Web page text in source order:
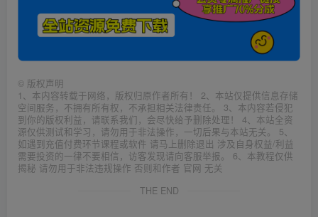
© 版权声明
1、本内容转载于网络，版权归原作者所有！ 2、本站仅提供信息存储
空间服务，不拥有所有权，不承担相关法律责任。 3、本内容若侵犯
到你的版权利益，请联系我们，会尽快给予删除处理！ 4、本站全资
源仅供测试和学习，请勿用于非法操作，一切后果与本站无关。 5、
如遇到充值付费环节课程或软件 请马上删除退出 涉及自身权益/利益
需要投资的一律不要相信，访客发现请向客服举报。 6、本教程仅供
揭秘 请勿用于非法违规操作 否则和作者 官网 无关
THE END